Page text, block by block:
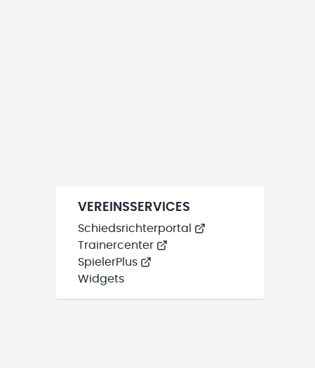
VEREINSSERVICES
Schiedsrichterportal
Trainercenter
SpielerPlus
Widgets